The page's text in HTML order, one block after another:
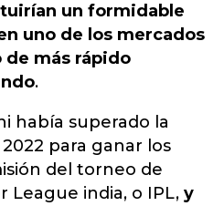
un formidable
uno de los mercados
más rápido
.
había superado la
para ganar los
del torneo de
League india, o IPL, y